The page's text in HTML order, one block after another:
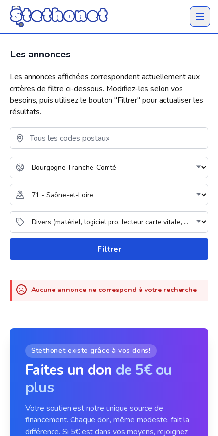
Ouvrir
Les annonces
Les annonces affichées correspondent actuellement aux
critères de filtre ci-dessous. Modifiez-les selon vos
besoins, puis utilisez le bouton "Filtrer" pour actualiser les
résultats.
Filtrer
Aucune annonce ne correspond à votre recherche
Stethonet existe grâce à vos dons!
Faites un don de 5€ ou
plus
Votre soutien est notre unique source de
financement. Chaque don, même modeste, fait la
différence. Si 5€ est dans vos moyens, rejoignez